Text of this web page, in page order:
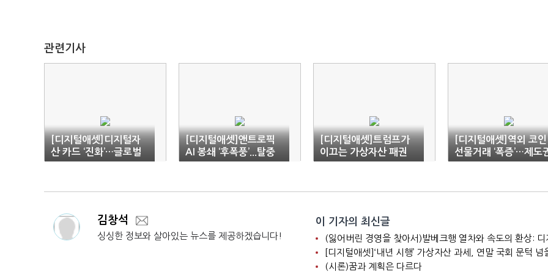
관련기사
[디지털애셋]디지털자
산 카드 ‘진화’…글로벌
사용액 142% 급증
[디지털애셋]앤트로픽
AI 봉쇄 ‘후폭풍’...탈중
앙화 AI 뜬다
[디지털애셋]트럼프가
이끄는 가상자산 패권
전략 3가지
[디지털애셋]역외 코인
선물거래 ‘폭증’…제도
밖 방치 계속?
김창석
싱싱한 정보와 살아있는 뉴스를 제공하겠습니다!
이 기자의 최신글
[디지털애셋]‘내년 시행’ 가상자산 과세, 연말 국회 문턱 넘
(시론)꿈과 계획은 다르다